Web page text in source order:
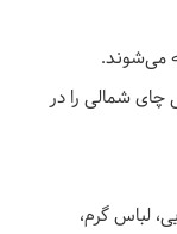
می‌شوند.
چای شمالی را در
لباس گرم،